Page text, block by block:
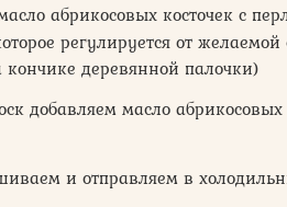
абрикосовых косточек с
регулируется от желаемой
деревянной палочки)
добавляем масло абрикосовых
и отправляем в